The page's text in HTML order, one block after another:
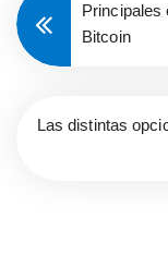
Principales
Bitcoin
Las distintas